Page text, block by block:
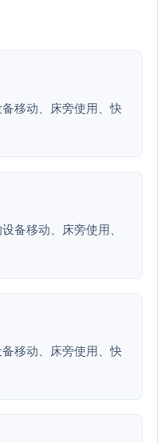
移动、床旁使用、快
备移动、床旁使用、
移动、床旁使用、快